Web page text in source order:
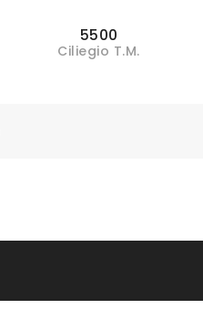
5500
Ciliegio T.M.